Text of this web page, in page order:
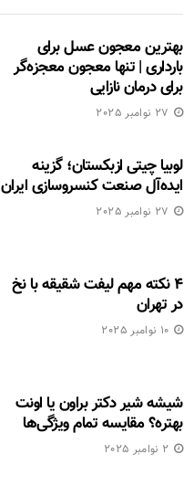
بهترین معجون عسل برای
بارداری | تنها معجون معجزه‌گر
برای درمان نازایی
27 نوامبر 2025
لوبیا چیتی ازبکستان؛ گزینه
ایده‌آل صنعت کنسروسازی ایران
27 نوامبر 2025
۴ نکته مهم لیفت شقیقه با نخ
در تهران
10 نوامبر 2025
شیشه شیر دکتر براون یا اونت
بهتره؟ مقایسه تمام ویژگی‌ها
2 نوامبر 2025